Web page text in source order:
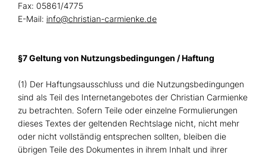
Fax: 05861/4775
E-Mail: info@christian-carmienke.de
§7 Geltung von Nutzungsbedingungen / Haftung
(1) Der Haftungsausschluss und die Nutzungsbedingungen
sind als Teil des Internetangebotes der Christian Carmienke
zu betrachten. Sofern Teile oder einzelne Formulierungen
dieses Textes der geltenden Rechtslage nicht, nicht mehr
oder nicht vollständig entsprechen sollten, bleiben die
übrigen Teile des Dokumentes in ihrem Inhalt und ihrer